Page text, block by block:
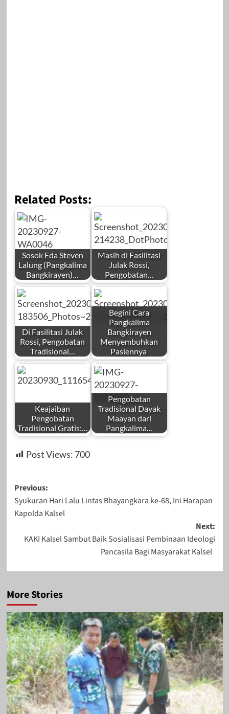
Related Posts:
Sosok Eda Steven
Lalung (Pangkalima
Bangkirayen)…
Masih di Fasilitasi
Julak Rossi,
Pengobatan…
Di Fasilitasi Julak
Rossi, Pengobatan
Tradisional…
Begini Cara
Pangkalima
Bangkirayen
Menyembuhkan
Pasiennya
Keajaiban
Pengobatan
Tradisional Gratis:…
Pengobatan
Tradisional Dayak
Maayan dari
Pangkalima…
Post Views: 700
Post
navigation
Previous:
Syukuran Hari Lalu Lintas Bhayangkara ke-68, Ini Harapan
Kapolda Kalsel
Next:
KAKI Kalsel Sambut Baik Sosialisasi Pembinaan Ideologi
Pancasila Bagi Masyarakat Kalsel
More Stories